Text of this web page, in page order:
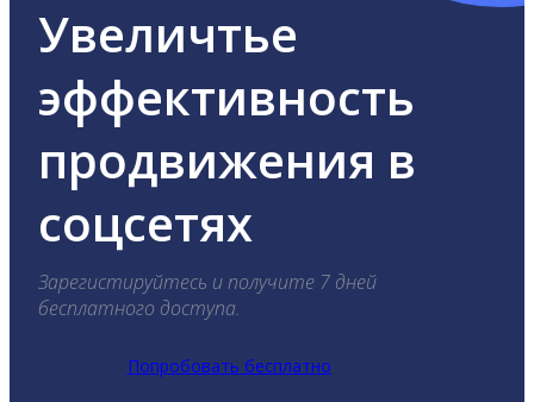
Увеличтье
эффективность
продвижения в
соцсетях
Зарегистируйтесь и получите 7 дней
бесплатного доступа.
Попробовать бесплатно